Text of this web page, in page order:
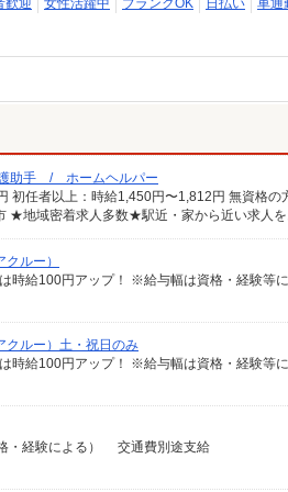
歓迎 女性活躍中 ブランクOK 日払い 車通
助手 / ホームヘルパー
★地域密着求人多数★駅近・家から近い求人を
ルー）
時給100円アップ！ ※給与幅は資格・経験等
ルー）土・祝日のみ
時給100円アップ！ ※給与幅は資格・経験等
・経験による） 交通費別途支給